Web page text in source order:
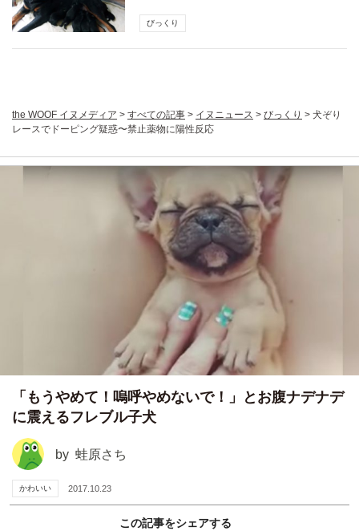
びっくり
the WOOF イヌメディア > すべての記事 > イヌニュース > びっくり > 犬ぞり
レースでドーピング疑惑〜禁止薬物に陽性反応
「もうやめて！嗚呼やめないで！」とお腹ナデナデ
に震えるフレブル子犬
by 蛙原さち
かわいい 2017.10.23
この記事をシェアする